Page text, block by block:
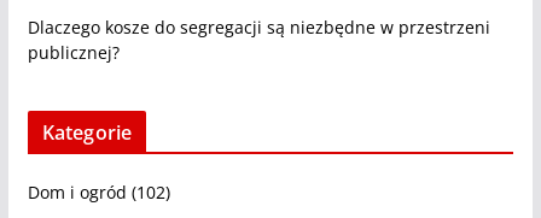
Dlaczego kosze do segregacji są niezbędne w przestrzeni
publicznej?
Kategorie
Dom i ogród (102)